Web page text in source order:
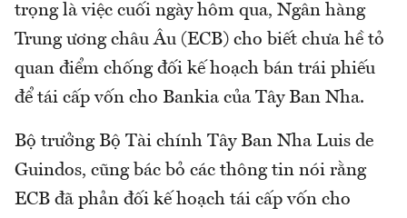
trọng là việc cuối ngày hôm qua, Ngân hàng
Trung ương châu Âu (ECB) cho biết chưa hề tỏ
quan điểm chống đối kế hoạch bán trái phiếu
để tái cấp vốn cho Bankia của Tây Ban Nha.
Bộ trưởng Bộ Tài chính Tây Ban Nha Luis de
Guindos, cũng bác bỏ các thông tin nói rằng
ECB đã phản đối kế hoạch tái cấp vốn cho